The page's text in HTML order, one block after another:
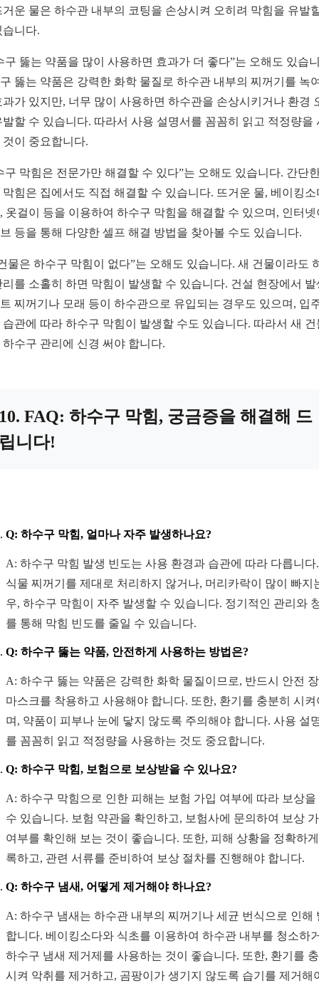
거운 물은 하수관 내부의 코팅을 손상시켜 오히려 막힘을 유발
습니다.
구 뚫는 약품을 많이 사용하면 효과가 더 좋다”는 오해도 있습
뚫는 약품은 강력한 화학 물질로 하수관 내부의 찌꺼기를 녹
과가 있지만, 너무 많이 사용하면 하수관을 손상시키거나 환경
발할 수 있습니다. 따라서 사용 설명서를 꼼꼼히 읽고 적정량을
것이 중요합니다.
구 막힘은 전문가만 해결할 수 있다”는 오해도 있습니다. 간단
막힘은 집에서도 직접 해결할 수 있습니다. 뜨거운 물, 베이킹소
옷걸이 등을 이용하여 하수구 막힘을 해결할 수 있으며, 인터넷
등을 통해 다양한 셀프 해결 방법을 찾아볼 수도 있습니다.
물은 하수구 막힘이 없다”는 오해도 있습니다. 새 건물이라도
리를 소홀히 하면 막힘이 발생할 수 있습니다. 건설 현장에서 발
찌꺼기나 모래 등이 하수관으로 유입되는 경우도 있으며, 입
습관에 따라 하수구 막힘이 발생할 수도 있습니다. 따라서 새 건
하수구 관리에 신경 써야 합니다.
FAQ: 하수구 막힘, 궁금증을 해결해 드
니다!
Q: 하수구 막힘, 얼마나 자주 발생하나요?
A: 하수구 막힘 발생 빈도는 사용 환경과 습관에 따라 다릅니다
식물 찌꺼기를 제대로 처리하지 않거나, 머리카락이 많이 빠지
우, 하수구 막힘이 자주 발생할 수 있습니다. 정기적인 관리와
를 통해 막힘 빈도를 줄일 수 있습니다.
Q: 하수구 뚫는 약품, 안전하게 사용하는 방법은?
A: 하수구 뚫는 약품은 강력한 화학 물질이므로, 반드시 안전
마스크를 착용하고 사용해야 합니다. 또한, 환기를 충분히 시켜
며, 약품이 피부나 눈에 닿지 않도록 주의해야 합니다. 사용 설
를 꼼꼼히 읽고 적정량을 사용하는 것도 중요합니다.
Q: 하수구 막힘, 보험으로 보상받을 수 있나요?
A: 하수구 막힘으로 인한 피해는 보험 가입 여부에 따라 보상을
수 있습니다. 보험 약관을 확인하고, 보험사에 문의하여 보상
여부를 확인해 보는 것이 좋습니다. 또한, 피해 상황을 정확하
록하고, 관련 서류를 준비하여 보상 절차를 진행해야 합니다.
Q: 하수구 냄새, 어떻게 제거해야 하나요?
A: 하수구 냄새는 하수관 내부의 찌꺼기나 세균 번식으로 인해
합니다. 베이킹소다와 식초를 이용하여 하수관 내부를 청소하
하수구 냄새 제거제를 사용하는 것이 좋습니다. 또한, 환기를
시켜 악취를 제거하고, 곰팡이가 생기지 않도록 습기를 제거해